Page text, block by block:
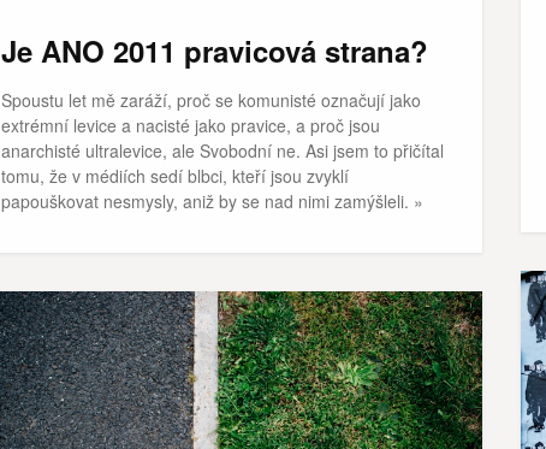
Je ANO 2011 pravicová strana?
Spoustu let mě zaráží, proč se komunisté označují jako
extrémní levice a nacisté jako pravice, a proč jsou
anarchisté ultralevice, ale Svobodní ne. Asi jsem to přičítal
tomu, že v médiích sedí blbci, kteří jsou zvyklí
papouškovat nesmysly, aniž by se nad nimi zamýšleli. »